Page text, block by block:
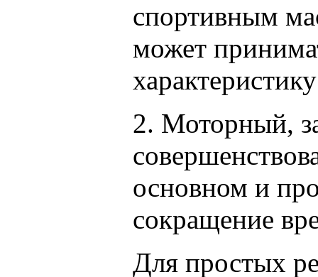
спортивным
может
2. Моторный,
основном и
сокращение
Для простых